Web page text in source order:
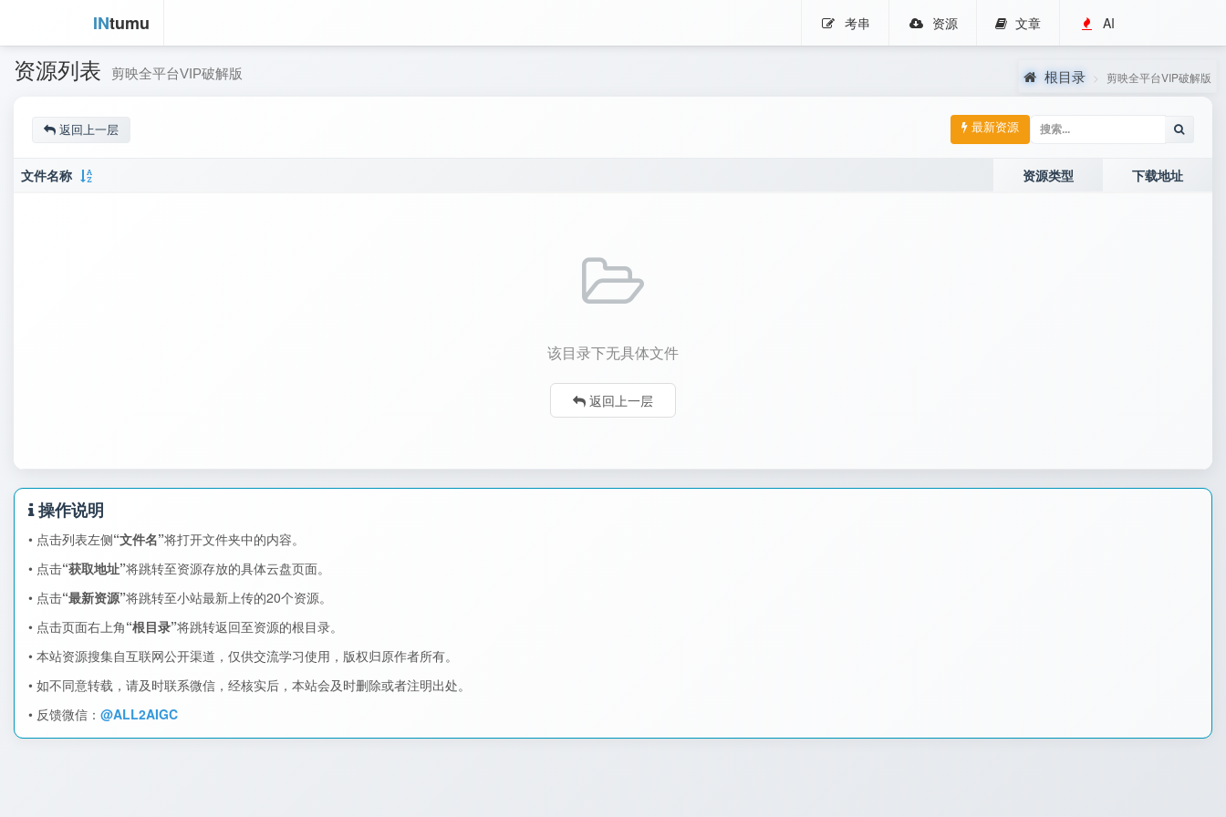
INtumu 考串 资源 文章 AI
资源列表 剪映全平台VIP破解版 根目录 剪映全平台VIP破解版
返回上一层 最新资源
文件名称 资源类型 下载地址
该目录下无具体文件
返回上一层
操作说明
• 点击列表左侧“文件名”将打开文件夹中的内容。
• 点击“获取地址”将跳转至资源存放的具体云盘页面。
• 点击“最新资源”将跳转至小站最新上传的20个资源。
• 点击页面右上角“根目录”将跳转返回至资源的根目录。
• 本站资源搜集自互联网公开渠道，仅供交流学习使用，版权归原作者所有。
• 如不同意转载，请及时联系微信，经核实后，本站会及时删除或者注明出处。
• 反馈微信： @ALL2AIGC